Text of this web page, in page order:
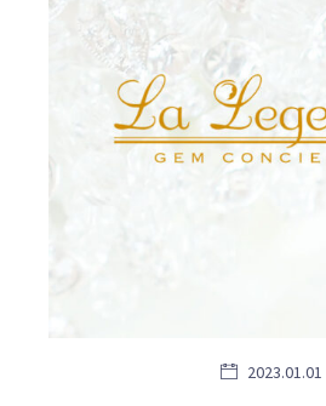
2023.01.01